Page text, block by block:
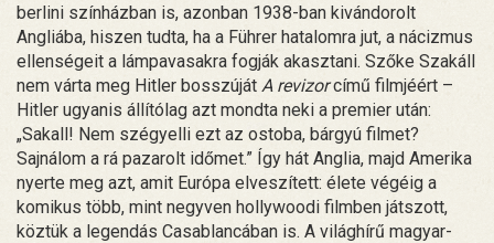
berlini színházban is, azonban 1938-ban kivándorolt
Angliába, hiszen tudta, ha a Führer hatalomra jut, a nácizmus
ellenségeit a lámpavasakra fogják akasztani. Szőke Szakáll
nem várta meg Hitler bosszúját A revizorcímű filmjéért –
Hitler ugyanis állítólag azt mondta neki a premier után:
„Sakall! Nem szégyelli ezt az ostoba, bárgyú filmet?
Sajnálom a rá pazarolt időmet.” Így hát Anglia, majd Amerika
nyerte meg azt, amit Európa elveszített: élete végéig a
komikus több, mint negyven hollywoodi filmben játszott,
köztük a legendás Casablancában is. A világhírű magyar-